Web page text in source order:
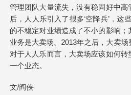
管理团队大量流失，没有稳固好中高
后，人人乐引入了很多‘空降兵’，这
的不稳定对业绩造成了不小的影响
业务是大卖场。2013年之后，大卖场
对于人人乐而言，大卖场应该如何转
一个业态。
文/阎侠